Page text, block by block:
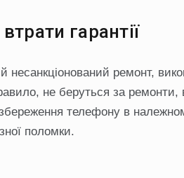
гарантії
ремонт,
не беруться за
телефону в
поломки.